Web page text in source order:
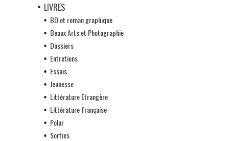
LIVRES
BD et roman graphique
Beaux Arts et Photographie
Dossiers
Entretiens
Essais
Jeunesse
Littérature Etrangère
Littérature française
Polar
Sorties